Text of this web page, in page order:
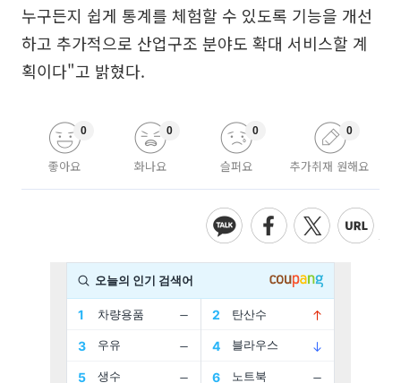
누구든지 쉽게 통계를 체험할 수 있도록 기능을 개선
하고 추가적으로 산업구조 분야도 확대 서비스할 계
획이다"고 밝혔다.
좋아요
0
화나요
0
슬퍼요
0
추가취재 원해요
0